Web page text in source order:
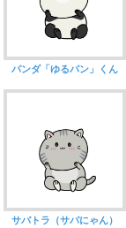
パンダ「ゆるパン」くん
サバトラ（サバにゃん）